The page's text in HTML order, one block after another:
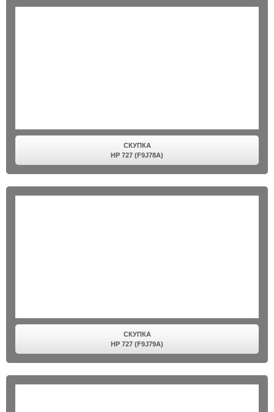
СКУПКА
HP 727 (F9J78A)
СКУПКА
HP 727 (F9J79A)